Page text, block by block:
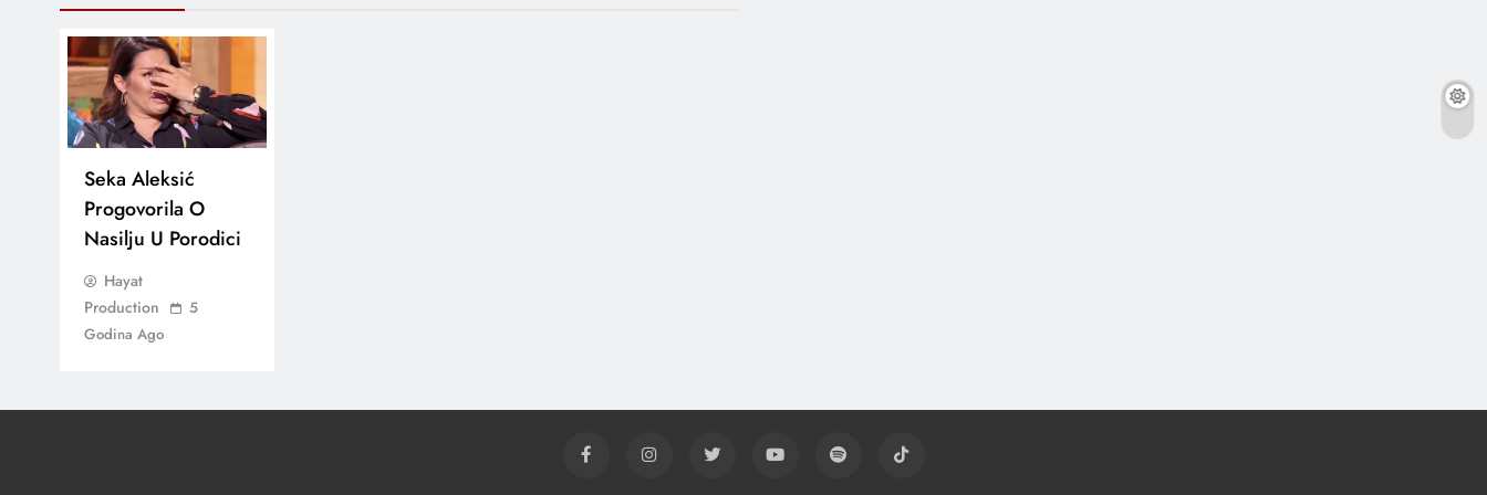
Seka Aleksić
Progovorila O
Nasilju U Porodici
Hayat
Production
5
Godina Ago